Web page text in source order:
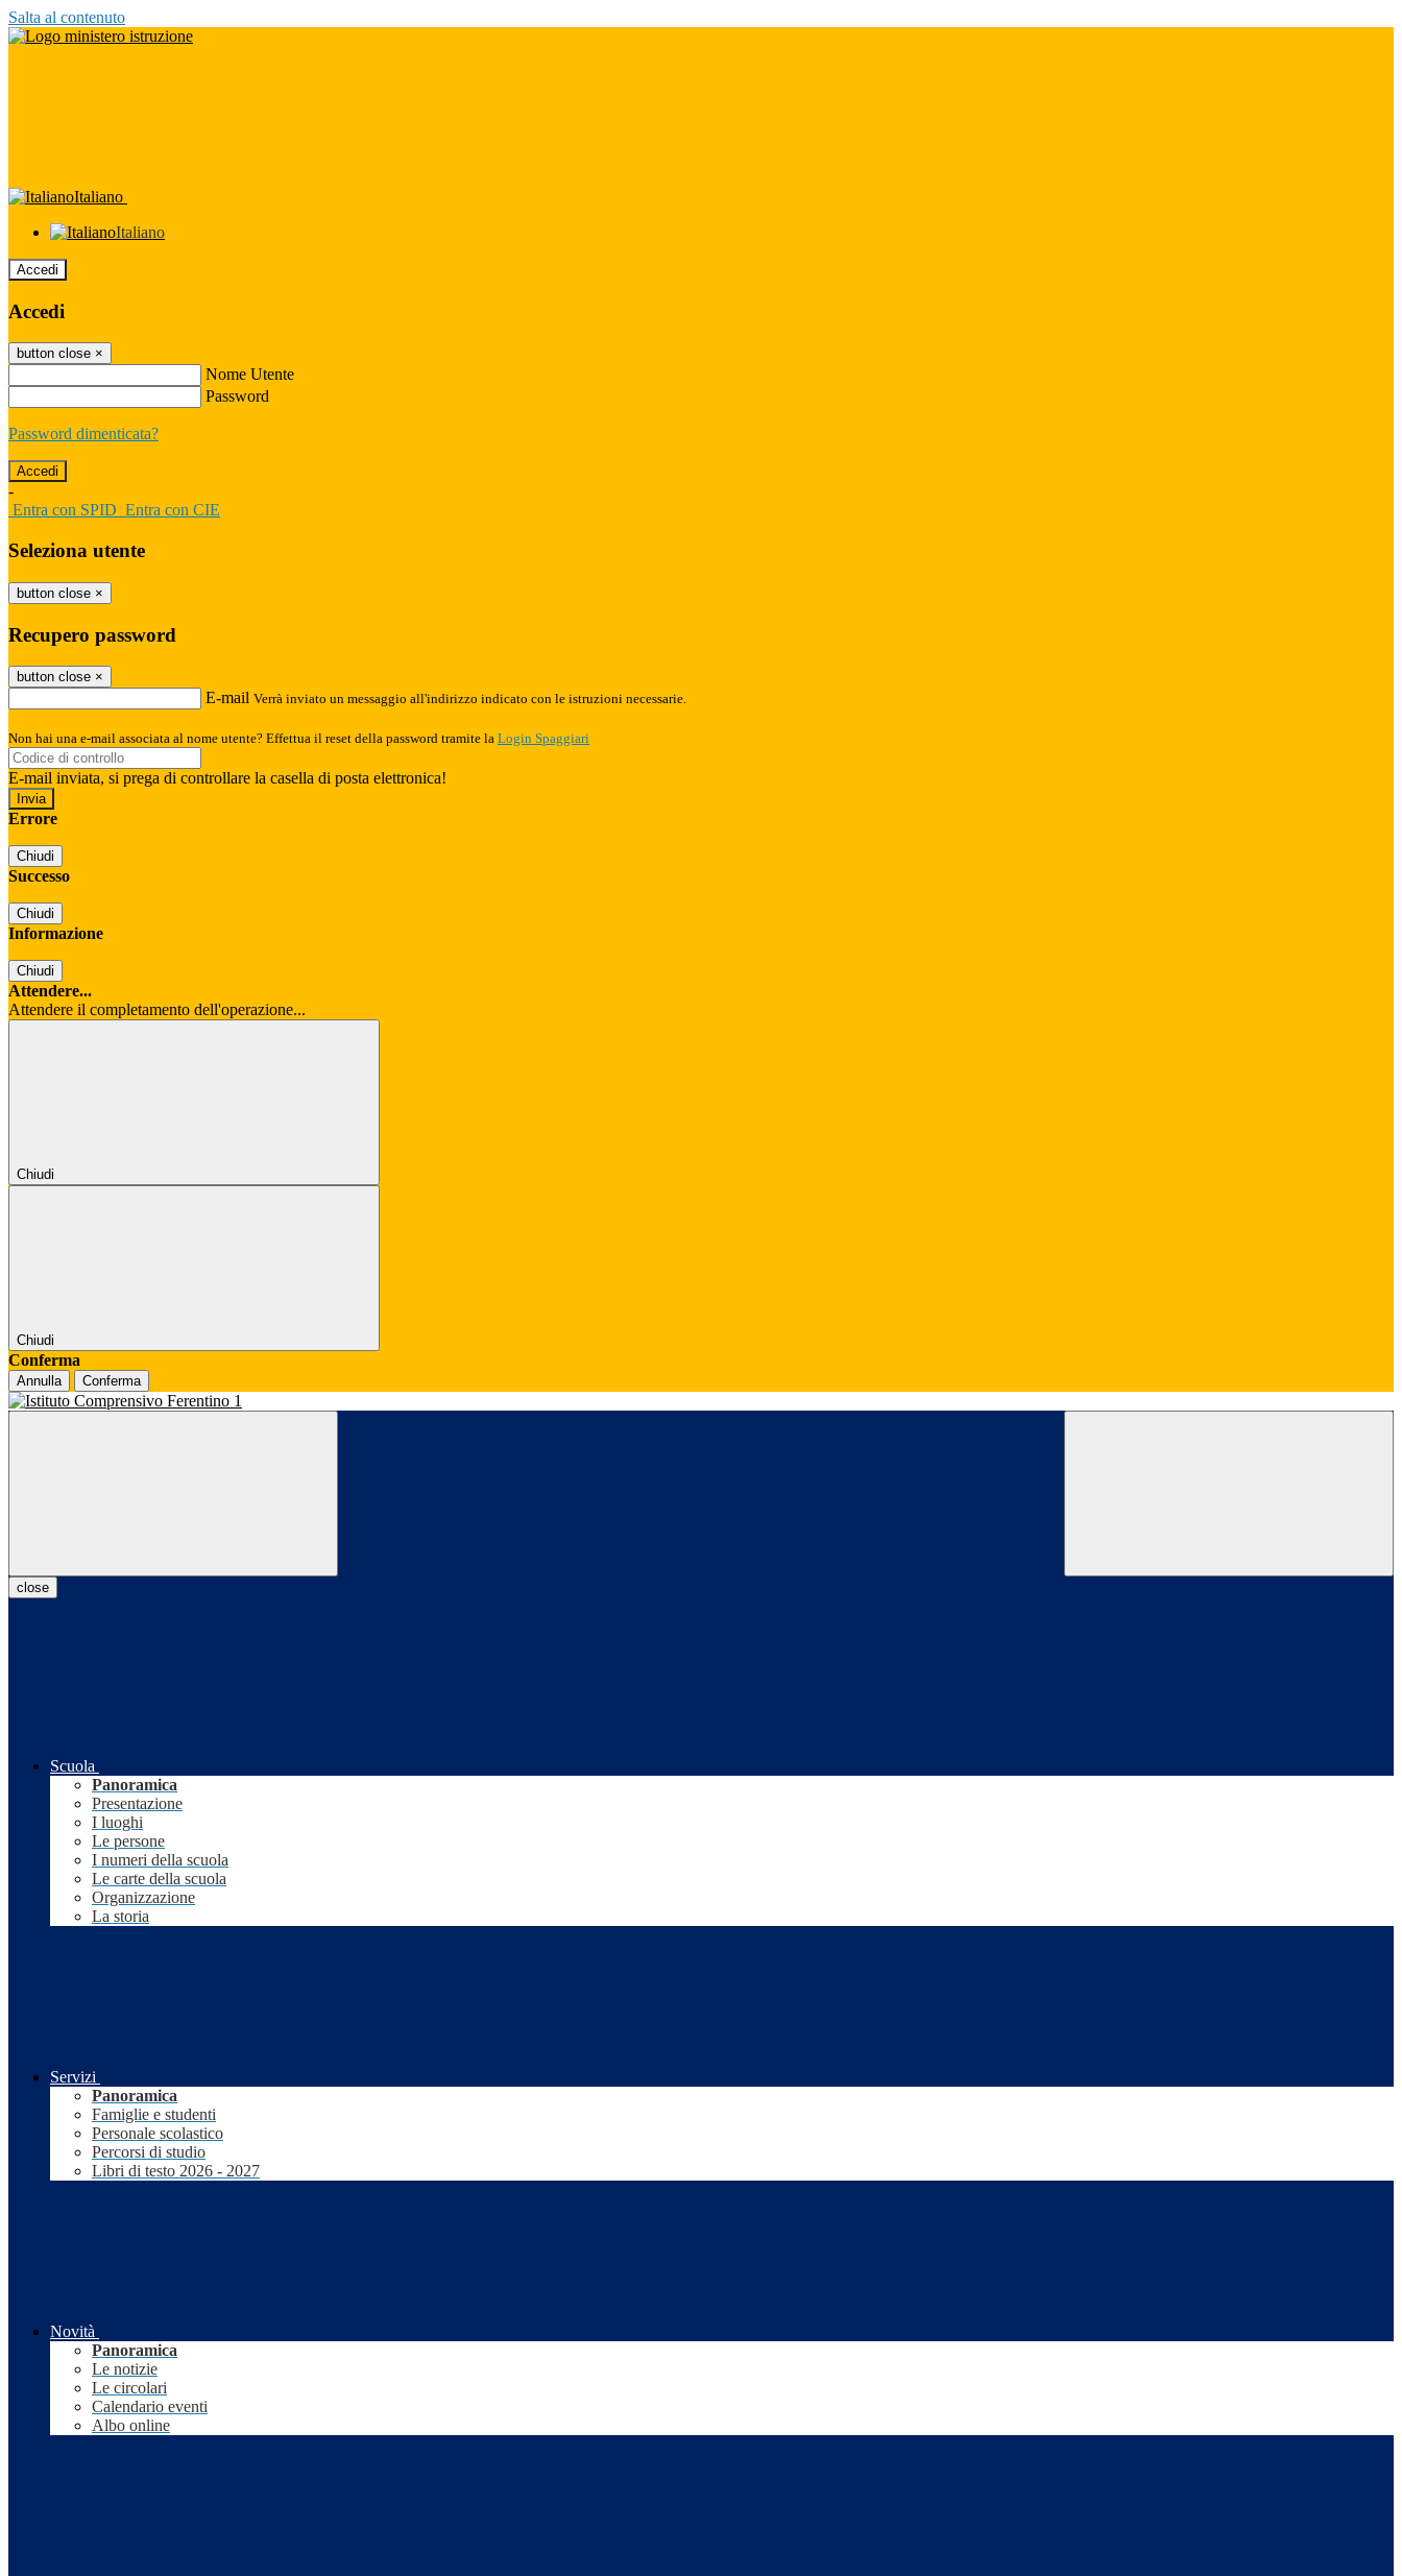
Salta al contenuto
Italiano
Italiano
Accedi
Accedi
button close ×
Nome Utente
Password
Password dimenticata?
-
Entra con SPID Entra con CIE
Seleziona utente
button close ×
Recupero password
button close ×
E-mail Verrà inviato un messaggio all'indirizzo indicato con le istruzioni necessarie.
Non hai una e-mail associata al nome utente? Effettua il reset della password tramite la Login Spaggiari
E-mail inviata, si prega di controllare la casella di posta elettronica!
Errore
Chiudi
Successo
Chiudi
Informazione
Chiudi
Attendere...
Attendere il completamento dell'operazione...
Chiudi
Chiudi
Conferma
Annulla Conferma
close
Scuola
Panoramica
Presentazione
I luoghi
Le persone
I numeri della scuola
Le carte della scuola
Organizzazione
La storia
Servizi
Panoramica
Famiglie e studenti
Personale scolastico
Percorsi di studio
Libri di testo 2026 - 2027
Novità
Panoramica
Le notizie
Le circolari
Calendario eventi
Albo online